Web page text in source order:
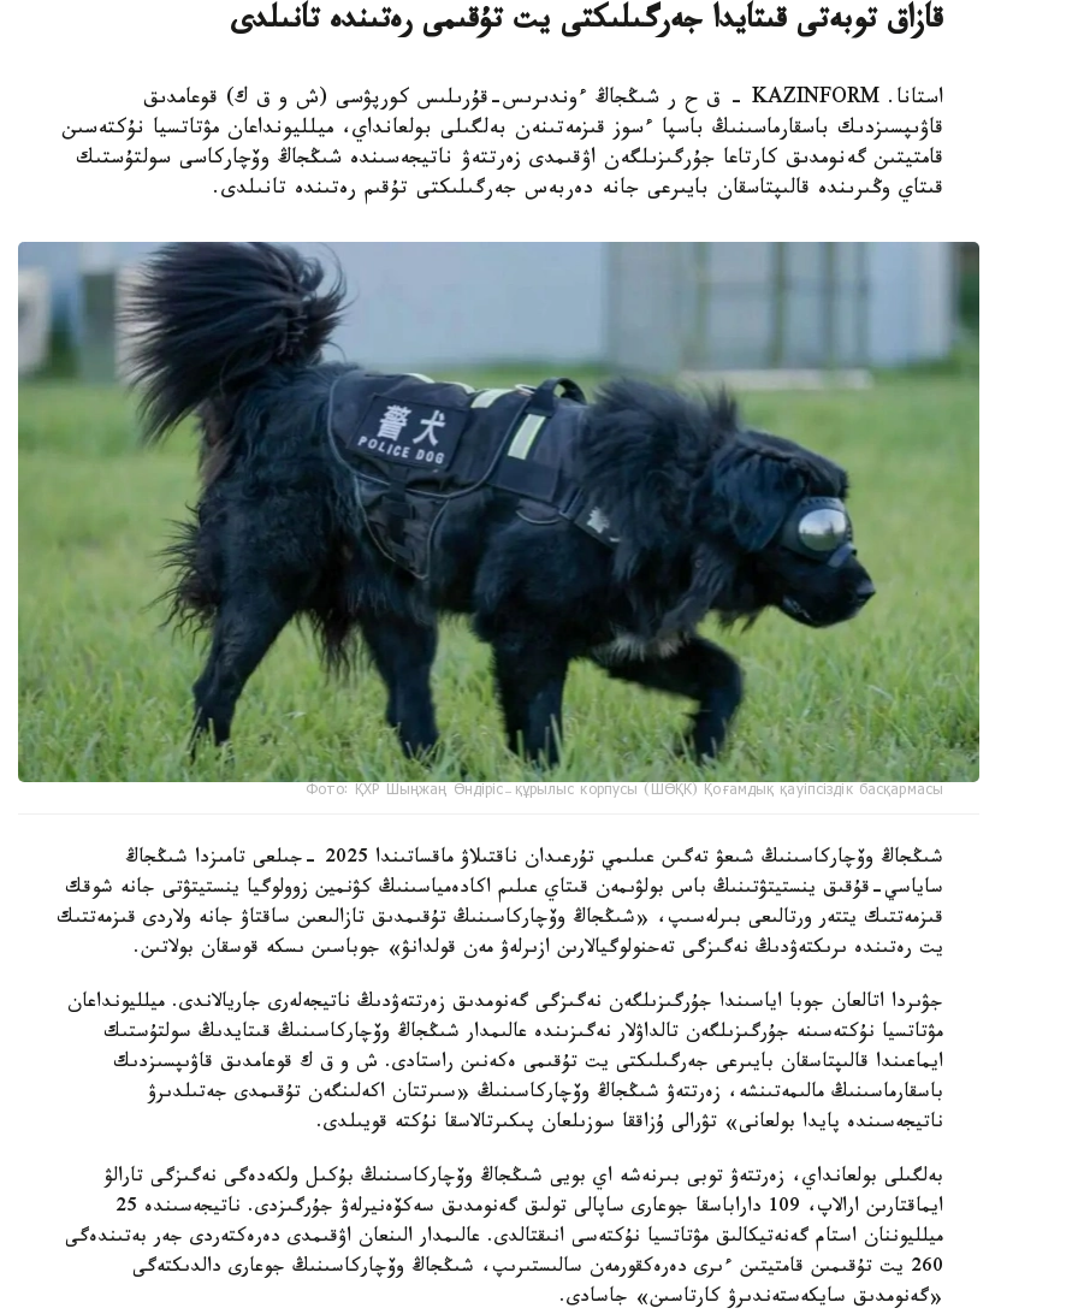
قازاق توبەتى قىتايدا جەرگىلىكتى يت تۇقىمى رەتىندە تانىلدى
استانا. KAZINFORM – ق ح ر شىڭجاڭ ءوندىرىس-قۇرىلىس كورپۋسى (ش و ق ك) قوعامدىق
قاۋىپسىزدىك باسقارماسىنىڭ باسپا ءسوز قىزمەتىنەن بەلگىلى بولعانداي، ميلليونداعان مۋتاتسيا نۇكتەسىن
قامتيتىن گەنومدىق كارتاعا جۇرگىزىلگەن اۋقىمدى زەرتتەۋ ناتيجەسىندە شىڭجاڭ وۆچاركاسى سولتۇستىك
قىتاي وڭىرىندە قالىپتاسقان بايىرعى جانە دەربەس جەرگىلىكتى تۇقىم رەتىندە تانىلدى.
Фото: ҚХР Шыңжаң Өндіріс-құрылыс корпусы (ШӨҚК) Қоғамдық қауіпсіздік басқармасы
شىڭجاڭ وۆچاركاسىنىڭ شىعۋ تەگىن عىلىمي تۇرعىدان ناقتىلاۋ ماقساتىندا 2025 -جىلعى تامىزدا شىڭجاڭ
ساياسي-قۇقىق ينستيتۋتىنىڭ باس بولۋىمەن قىتاي عىلىم اكادەمياسىنىڭ كۋنمين زوولوگيا ينستيتۋتى جانە شوقك
قىزمەتتىك يتتەر ورتالىعى بىرلەسىپ، «شىڭجاڭ وۆچاركاسىنىڭ تۇقىمدىق تازالىعىن ساقتاۋ جانە ولاردى قىزمەتتىك
يت رەتىندە ىرىكتەۋدىڭ نەگىزگى تەحنولوگيالارىن ازىرلەۋ مەن قولدانۋ» جوباسىن ىسكە قوسقان بولاتىن.
جۋىردا اتالعان جوبا اياسىندا جۇرگىزىلگەن نەگىزگى گەنومدىق زەرتتەۋدىڭ ناتيجەلەرى جاريالاندى. ميلليونداعان
مۋتاتسيا نۇكتەسىنە جۇرگىزىلگەن تالداۋلار نەگىزىندە عالىمدار شىڭجاڭ وۆچاركاسىنىڭ قىتايدىڭ سولتۇستىك
ايماعىندا قالىپتاسقان بايىرعى جەرگىلىكتى يت تۇقىمى ەكەنىن راستادى. ش و ق ك قوعامدىق قاۋىپسىزدىك
باسقارماسىنىڭ مالىمەتىنشە، زەرتتەۋ شىڭجاڭ وۆچاركاسىنىڭ «سىرتتان اكەلىنگەن تۇقىمدى جەتىلدىرۋ
ناتيجەسىندە پايدا بولعانى» تۋرالى ۇزاققا سوزىلعان پىكىرتالاسقا نۇكتە قويىلدى.
بەلگىلى بولعانداي، زەرتتەۋ توبى بىرنەشە اي بويى شىڭجاڭ وۆچاركاسىنىڭ بۇكىل ولكەدەگى نەگىزگى تارالۋ
ايماقتارىن ارالاپ، 109 داراباسقا جوعارى ساپالى تولىق گەنومدىق سەكۆەنيرلەۋ جۇرگىزدى. ناتيجەسىندە 25
ميلليوننان استام گەنەتيكالىق مۋتاتسيا نۇكتەسى انىقتالدى. عالىمدار الىنعان اۋقىمدى دەرەكتەردى جەر بەتىندەگى
260 يت تۇقىمىن قامتيتىن ءىرى دەرەكقورمەن سالىستىرىپ، شىڭجاڭ وۆچاركاسىنىڭ جوعارى دالدىكتەگى
«گەنومدىق سايكەستەندىرۋ كارتاسىن» جاسادى.